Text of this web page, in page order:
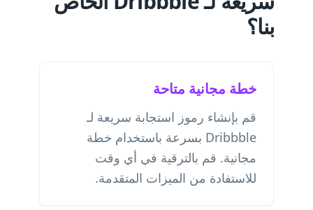
بنا؟
خطة مجانية متاحة
قم بإنشاء رموز استجابة سريعة لـ
Dribbble بسرعة باستخدام خطة
مجانية. قم بالترقية في أي وقت
للاستفادة من الميزات المتقدمة.